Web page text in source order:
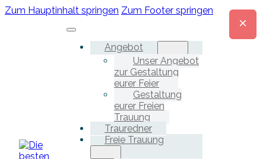
Zum Hauptinhalt springen Zum Footer springen
Angebot
Unser Angebot
zur Gestaltung
eurer Feier
Gestaltung
eurer Freien
Trauung
Trauredner
Freie Trauung